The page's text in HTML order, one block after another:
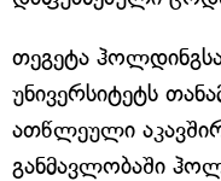
თეგეტა
უნივერსიტეტს
ათწლეული
განმავლობაში